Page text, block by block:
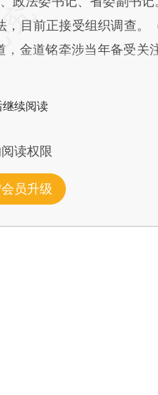
，目前正接受组织调查。
，金道铭牵涉当年备受关
继续阅读
读权限
员升级